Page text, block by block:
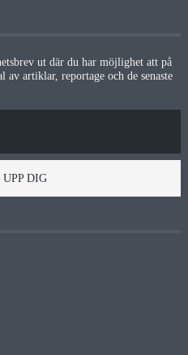
ut där du har möjlighet att på
artiklar, reportage och de senaste
DIG